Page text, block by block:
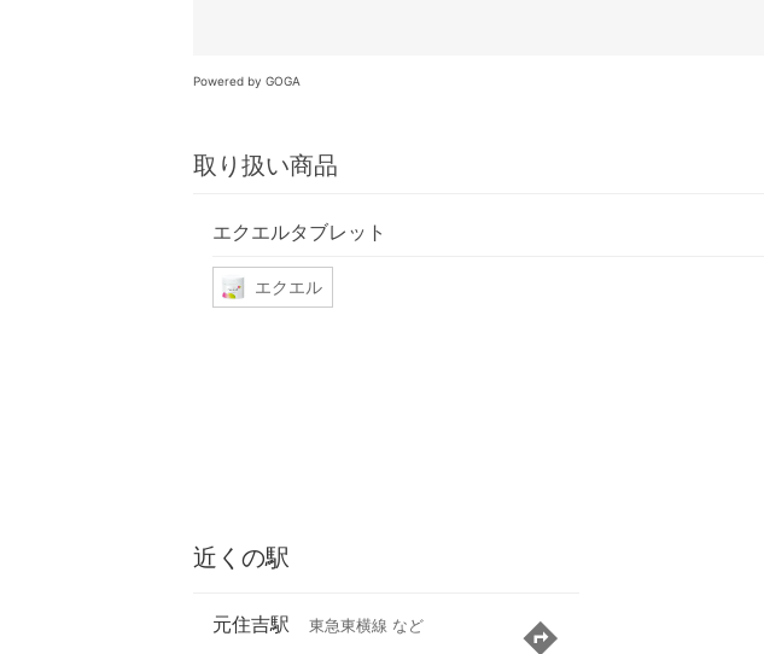
Powered by GOGA
取り扱い商品
エクエルタブレット
エクエル
近くの駅
元住吉駅 東急東横線 など